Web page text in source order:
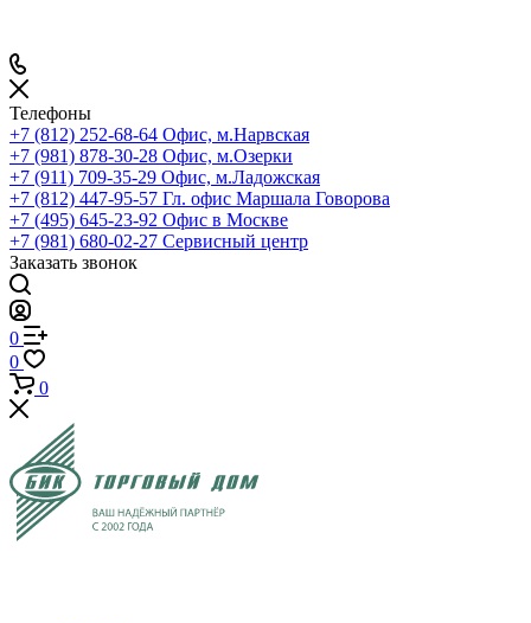
Телефоны
+7 (812) 252-68-64 Офис, м.Нарвская
+7 (981) 878-30-28 Офис, м.Озерки
+7 (911) 709-35-29 Офис, м.Ладожская
+7 (812) 447-95-57 Гл. офис Маршала Говорова
+7 (495) 645-23-92 Офис в Москве
+7 (981) 680-02-27 Сервисный центр
Заказать звонок
0
0
0